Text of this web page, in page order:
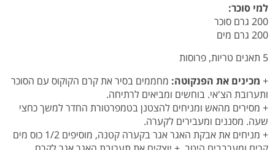
למי סוכר:
200 גרם סוכר
200 גרם מים
5 תאנים טריות, פרוסות
+ מכינים את הפנקוטה: מחממים בסיר את קרם הקוקוס עם הסוכר
ותערובת הצ'אי. בוחשים ומביאים לרתיחה.
+ מסירים מהאש ומניחים להצטנן בטמפרטורת החדר למשך כחצי
שעה. מסננים ומעבירים לקערה.
+ מניחים את אבקת האגר אגר בקערה קטנה, מוסיפים 1/2 כוס מים